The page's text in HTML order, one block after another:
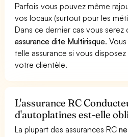
Parfois vous pouvez même
vos locaux (surtout pour les
Dans ce dernier cas vous serez
assurance dite Multirisque.
telle assurance si vous
votre clientèle.
L'assurance RC
d'autoplatines est-elle
La plupart des assurances RC